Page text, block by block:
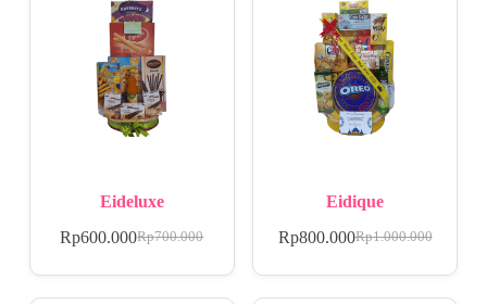
Eideluxe
Rp700.000
Rp600.000
Eidique
Rp1.000.000
Rp800.000